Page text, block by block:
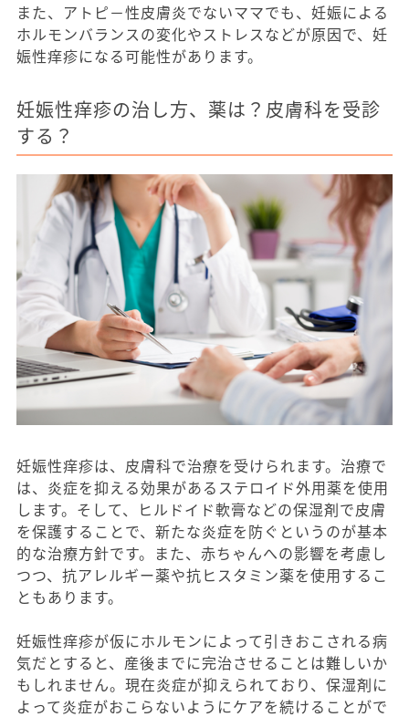
また、アトピ－性皮膚炎でないママでも、妊娠による
ホルモンバランスの変化やストレスなどが原因で、妊
娠性痒疹になる可能性があります。
妊娠性痒疹の治し方、薬は？皮膚科を受診
する？
妊娠性痒疹は、皮膚科で治療を受けられます。治療で
は、炎症を抑える効果があるステロイド外用薬を使用
します。そして、ヒルドイド軟膏などの保湿剤で皮膚
を保護することで、新たな炎症を防ぐというのが基本
的な治療方針です。また、赤ちゃんへの影響を考慮し
つつ、抗アレルギー薬や抗ヒスタミン薬を使用するこ
ともあります。
妊娠性痒疹が仮にホルモンによって引きおこされる病
気だとすると、産後までに完治させることは難しいか
もしれません。現在炎症が抑えられており、保湿剤に
よって炎症がおこらないようにケアを続けることがで